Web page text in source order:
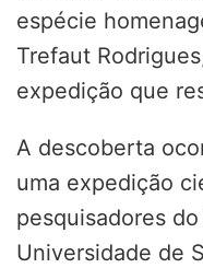
espécie
Trefaut Rodrigues
expedição que
A descoberta
uma expedição
pesquisadores do
Universidade de